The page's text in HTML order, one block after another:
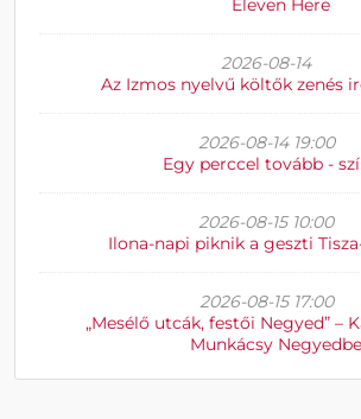
Eleven Here
2026-08-14
Az Izmos nyelvű költők zenés
2026-08-14 19:00
Egy perccel tovább -
2026-08-15 10:00
Ilona-napi piknik a geszti
2026-08-15 17:00
„Mesélő utcák, festői Negyed” –
Munkácsy